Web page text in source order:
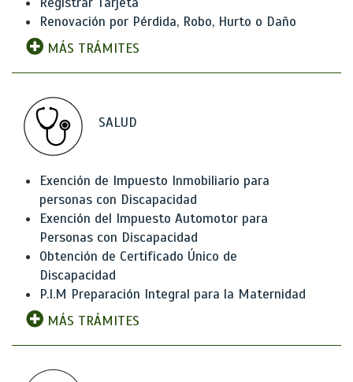
Renovación por Pérdida, Robo, Hurto o Daño
MÁS TRÁMITES
SALUD
Exención de Impuesto Inmobiliario para
personas con Discapacidad
Exención del Impuesto Automotor para
Personas con Discapacidad
Obtención de Certificado Único de
Discapacidad
P.I.M Preparación Integral para la Maternidad
MÁS TRÁMITES